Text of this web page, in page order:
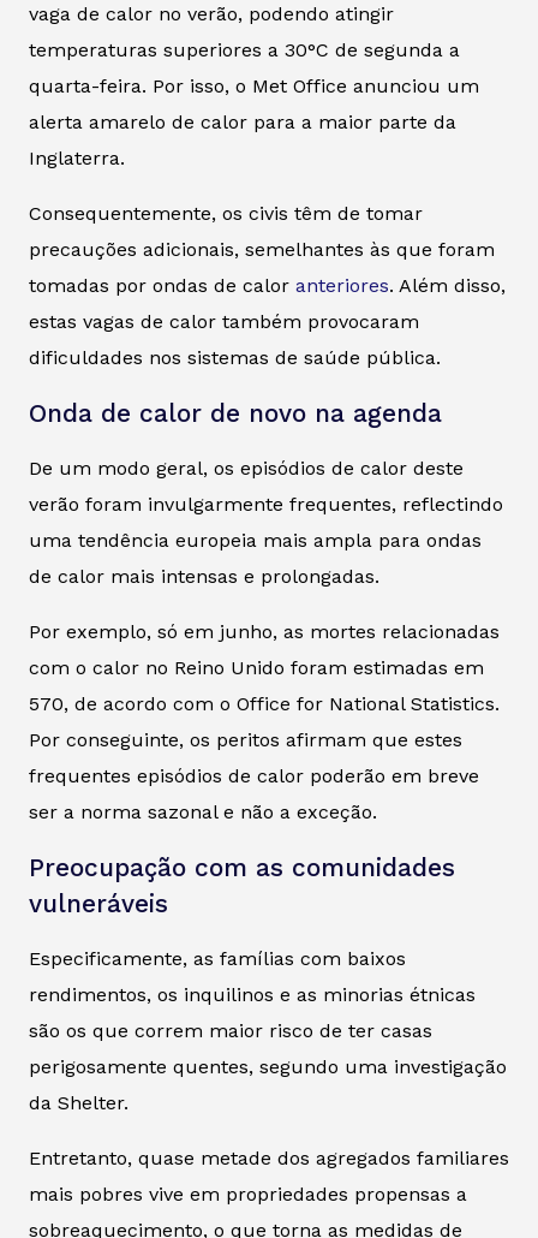
vaga de calor no verão, podendo atingir
temperaturas superiores a 30°C de segunda a
quarta-feira. Por isso, o Met Office anunciou um
alerta amarelo de calor para a maior parte da
Inglaterra.
Consequentemente, os civis têm de tomar
precauções adicionais, semelhantes às que foram
tomadas por ondas de calor anteriores. Além disso,
estas vagas de calor também provocaram
dificuldades nos sistemas de saúde pública.
Onda de calor de novo na agenda
De um modo geral, os episódios de calor deste
verão foram invulgarmente frequentes, reflectindo
uma tendência europeia mais ampla para ondas
de calor mais intensas e prolongadas.
Por exemplo, só em junho, as mortes relacionadas
com o calor no Reino Unido foram estimadas em
570, de acordo com o Office for National Statistics.
Por conseguinte, os peritos afirmam que estes
frequentes episódios de calor poderão em breve
ser a norma sazonal e não a exceção.
Preocupação com as comunidades
vulneráveis
Especificamente, as famílias com baixos
rendimentos, os inquilinos e as minorias étnicas
são os que correm maior risco de ter casas
perigosamente quentes, segundo uma investigação
da Shelter.
Entretanto, quase metade dos agregados familiares
mais pobres vive em propriedades propensas a
sobreaquecimento, o que torna as medidas de